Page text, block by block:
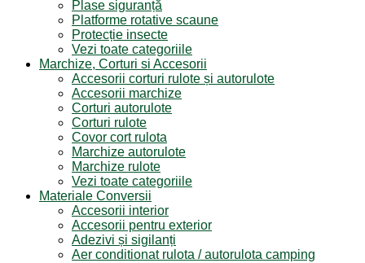
Plase siguranță
Platforme rotative scaune
Protecție insecte
Vezi toate categoriile
Marchize, Corturi si Accesorii
Accesorii corturi rulote și autorulote
Accesorii marchize
Corturi autorulote
Corturi rulote
Covor cort rulota
Marchize autorulote
Marchize rulote
Vezi toate categoriile
Materiale Conversii
Accesorii interior
Accesorii pentru exterior
Adezivi și sigilanți
Aer conditionat rulota / autorulota camping